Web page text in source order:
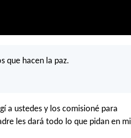
que hacen la paz.
a ustedes y los comisioné para
les dará todo lo que pidan en mi